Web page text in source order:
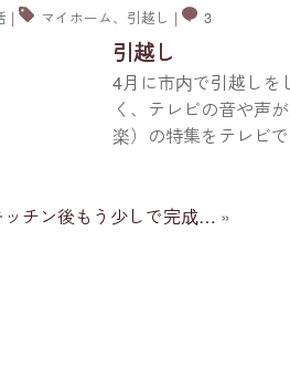
| マイホーム、 引越し | 3
引越し
4月に市内で引越しを
く、テレビの音や声
楽）の特集をテレビ
ッチン後もう少しで完成… »